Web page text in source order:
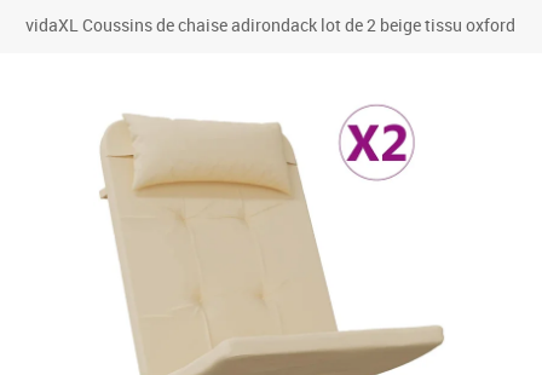
vidaXL Coussins de chaise adirondack lot de 2 beige tissu oxford